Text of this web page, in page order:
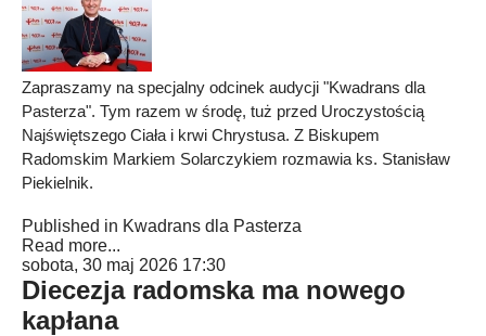
Zapraszamy na specjalny odcinek audycji "Kwadrans dla
Pasterza". Tym razem w środę, tuż przed Uroczystością
Najświętszego Ciała i krwi Chrystusa. Z Biskupem
Radomskim Markiem Solarczykiem rozmawia ks. Stanisław
Piekielnik.
Published in Kwadrans dla Pasterza
Read more...
sobota, 30 maj 2026 17:30
Diecezja radomska ma nowego
kapłana